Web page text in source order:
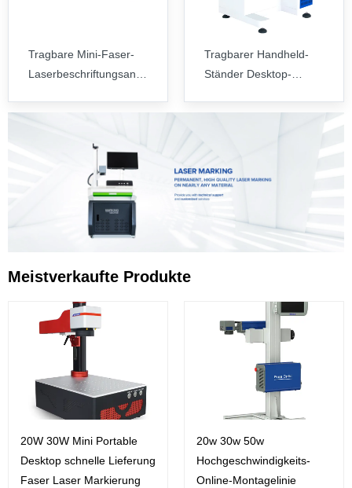
Tragbare Mini-Faser-
Laserbeschriftungsanlage
Tragbarer Handheld-
Ständer Desktop-
Lasermarkierungs-
Meistverkaufte Produkte
20W 30W Mini Portable
Desktop schnelle Lieferung
Faser Laser Markierung
20w 30w 50w
Hochgeschwindigkeits-
Online-Montagelinie